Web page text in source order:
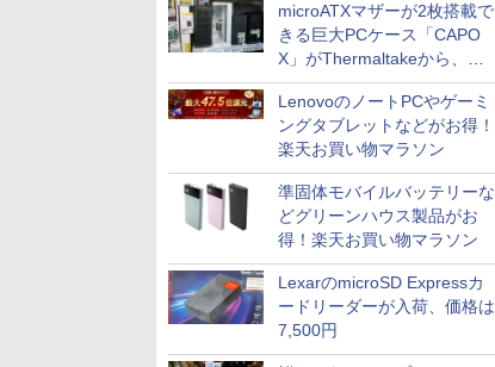
microATXマザーが2枚搭載で
きる巨大PCケース「CAPO
X」がThermaltakeから、カ
ラーは2色
LenovoのノートPCやゲーミ
ングタブレットなどがお得！
楽天お買い物マラソン
準固体モバイルバッテリーな
どグリーンハウス製品がお
得！楽天お買い物マラソン
LexarのmicroSD Expressカ
ードリーダーが入荷、価格は
7,500円